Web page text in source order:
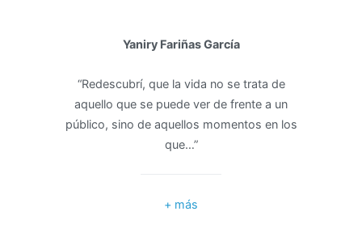
Yaniry Fariñas García
“Redescubrí, que la vida no se trata de
aquello que se puede ver de frente a un
público, sino de aquellos momentos en los
que…”
+ más